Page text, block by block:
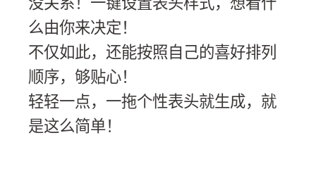
么由你来决定！
不仅如此，还能按照自己的喜好排列
顺序，够贴心！
轻轻一点，一拖个性表头就生成，就
是这么简单！